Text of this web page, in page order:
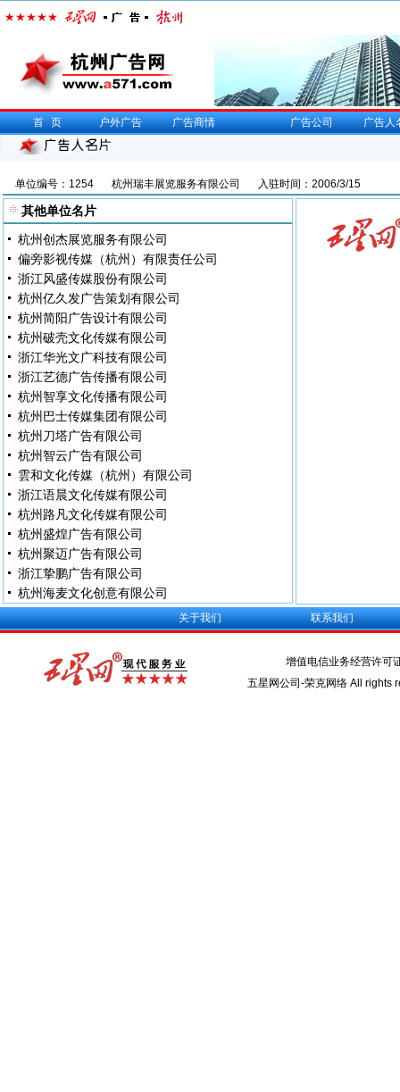
首页 户外广告 广告商情 广告公司 广告人
单位编号：1254 杭州瑞丰展览服务有限公司 入驻时间：2006/3/15
其他单位名片
杭州创杰展览服务有限公司
偏旁影视传媒（杭州）有限责任公司
浙江风盛传媒股份有限公司
杭州亿久发广告策划有限公司
杭州简阳广告设计有限公司
杭州破壳文化传媒有限公司
浙江华光文广科技有限公司
浙江艺德广告传播有限公司
杭州智享文化传播有限公司
杭州巴士传媒集团有限公司
杭州刀塔广告有限公司
杭州智云广告有限公司
雲和文化传媒（杭州）有限公司
浙江语晨文化传媒有限公司
杭州路凡文化传媒有限公司
杭州盛煌广告有限公司
杭州聚迈广告有限公司
浙江挚鹏广告有限公司
杭州海麦文化创意有限公司
关于我们 联系我们
增值电信业务经营许可
五星网公司-荣克网络 All